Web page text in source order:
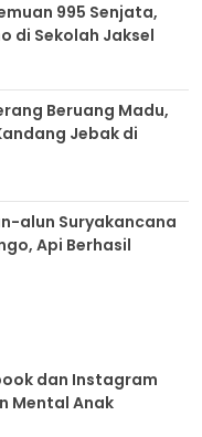
995 Senjata,
di Sekolah Jaksel
Beruang Madu,
Jebak di
alun Suryakancana
Api Berhasil
dan Instagram
Mental Anak